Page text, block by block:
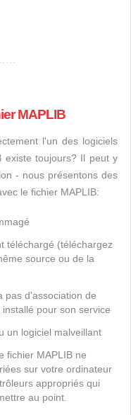
MAPLIB
l'un des logiciels
existe toujours? Il peut y
- nous présentons des
le fichier MAPLIB:
téléchargé (téléchargez
source ou de la
pas d'association de
pour son service
un logiciel malveillant
fichier MAPLIB ne
sur votre ordinateur
appropriés qui
au point.